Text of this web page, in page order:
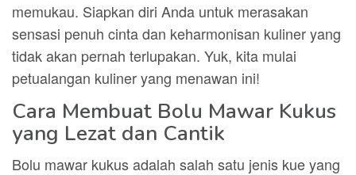
memukau. Siapkan diri Anda untuk merasakan
sensasi penuh cinta dan keharmonisan kuliner yang
tidak akan pernah terlupakan. Yuk, kita mulai
petualangan kuliner yang menawan ini!
Cara Membuat Bolu Mawar Kukus
yang Lezat dan Cantik
Bolu mawar kukus adalah salah satu jenis kue yang